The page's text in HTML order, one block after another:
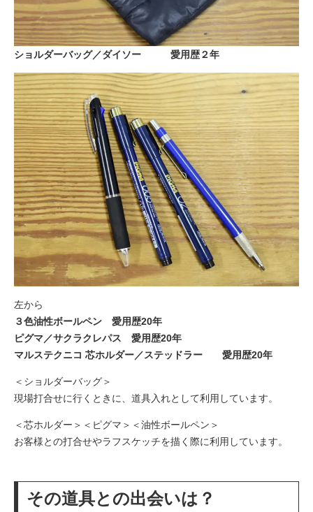
ショルダーバッグ／ダイソー 愛用歴２年
左から
３色油性ボールペン 愛用歴20年
ピグマ／サクラクレパス 愛用歴20年
マルステクニコ 芯ホルダー／ステッドラー 愛用歴20年
＜ショルダーバッグ＞
現場打合せに行くときに、道具入れとして利用しています。
＜芯ホルダー＞＜ピグマ＞＜油性ボールペン＞
お客様との打合せやラフスケッチを描く際に利用しています。
その道具との出会いは？